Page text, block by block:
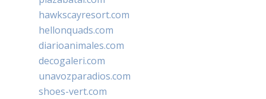
hawkscayresort.com
hellonquads.com
diarioanimales.com
decogaleri.com
unavozparadios.com
shoes-vert.com